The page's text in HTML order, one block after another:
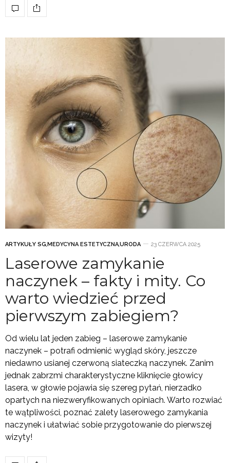
ARTYKUŁY SG,MEDYCYNA ESTETYCZNA,URODA 23 CZERWCA 2025
Laserowe zamykanie
naczynek – fakty i mity. Co
warto wiedzieć przed
pierwszym zabiegiem?
Od wielu lat jeden zabieg – laserowe zamykanie
naczynek – potrafi odmienić wygląd skóry, jeszcze
niedawno usianej czerwoną siateczką naczynek. Zanim
jednak zabrzmi charakterystyczne kliknięcie głowicy
lasera, w głowie pojawia się szereg pytań, nierzadko
opartych na niezweryfikowanych opiniach. Warto rozwiać
te wątpliwości, poznać zalety laserowego zamykania
naczynek i ułatwiać sobie przygotowanie do pierwszej
wizyty!